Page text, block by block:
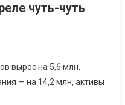
чуть-чуть
вырос на 5,6 млн,
— на 14,2 млн, активы